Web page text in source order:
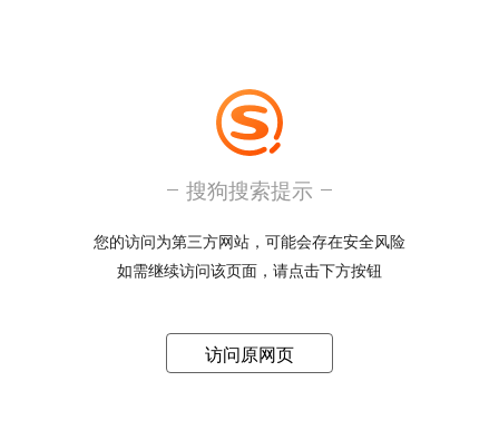
搜狗搜索提示
您的访问为第三方网站，可能会存在安全风险
如需继续访问该页面，请点击下方按钮
访问原网页